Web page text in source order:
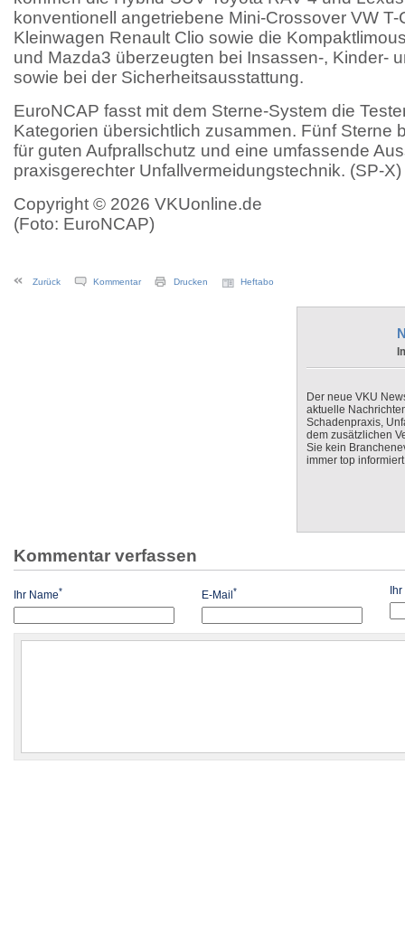
konventionell angetriebene Mini-Crossover VW T-
Kleinwagen Renault Clio sowie die
und Mazda3 überzeugten bei Insassen-, Kinder-
sowie bei der Sicherheitsausstattung.
EuroNCAP fasst mit dem Sterne-System die
Kategorien übersichtlich zusammen. Fünf Sterne
für guten Aufprallschutz und eine umfassende
praxisgerechter Unfallvermeidungstechnik. (SP-X)
Copyright © 2026 VKUonline.de
(Foto: EuroNCAP)
Zurück Kommentar Drucken Heftabo
Der neue VKU
aktuelle
Schadenpraxis,
dem zusätzlichen
Sie kein
immer top
Kommentar verfassen
Ihr Name* E-Mail* Ihr